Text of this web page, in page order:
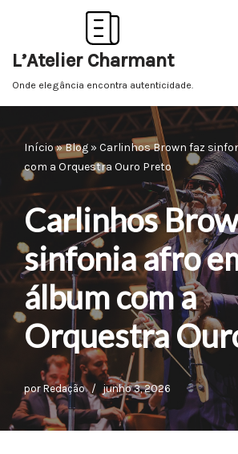
para
o
L’Atelier Charmant
Onde elegância encontra autenticidade.
Início»Blog » Carlinhos Brown faz
com a Orquestra Ouro Preto
Carlinhos
sinfonia afro
álbum com a
Orquestra
por Redação junho 3, 2026